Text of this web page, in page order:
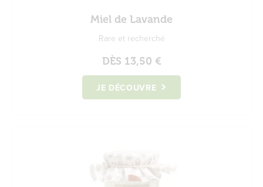
Miel de Lavande
Rare et recherché
DÈS 13,50 €
JE DÉCOUVRE